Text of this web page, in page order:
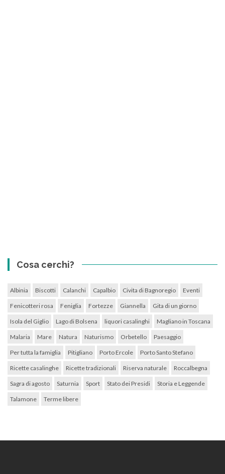
Cosa cerchi?
Albinia Biscotti Calanchi Capalbio Civita di Bagnoregio Eventi
Fenicotteri rosa Feniglia Fortezze Giannella Gita di un giorno
Isola del Giglio Lago di Bolsena liquori casalinghi Magliano in Toscana
Malaria Mare Natura Naturismo Orbetello Paesaggio
Per tutta la famiglia Pitigliano Porto Ercole Porto Santo Stefano
Ricette casalinghe Ricette tradizionali Riserva naturale Roccalbegna
Sagra di agosto Saturnia Sport Stato dei Presidi Storia e Leggende
Talamone Terme libere